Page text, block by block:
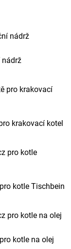
nádrž
krakovací kotel
kotle Tischbein
kotle na olej